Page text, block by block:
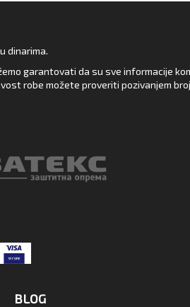
dinarima.
garantovati da su sve informacije
robe možete proveriti pozivanjem
BLOG